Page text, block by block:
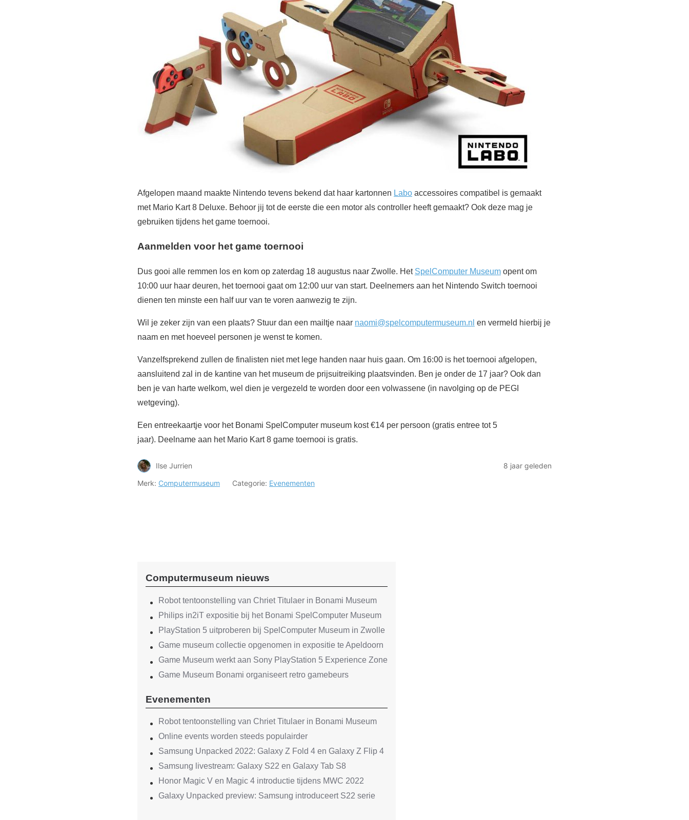
Afgelopen maand maakte Nintendo tevens bekend dat haar kartonnen Labo accessoires compatibel is gemaakt
met Mario Kart 8 Deluxe. Behoor jij tot de eerste die een motor als controller heeft gemaakt? Ook deze mag je
gebruiken tijdens het game toernooi.
Aanmelden voor het game toernooi
Dus gooi alle remmen los en kom op zaterdag 18 augustus naar Zwolle. Het SpelComputer Museum opent om
10:00 uur haar deuren, het toernooi gaat om 12:00 uur van start. Deelnemers aan het Nintendo Switch toernooi
dienen ten minste een half uur van te voren aanwezig te zijn.
Wil je zeker zijn van een plaats? Stuur dan een mailtje naar naomi@spelcomputermuseum.nl en vermeld hierbij je
naam en met hoeveel personen je wenst te komen.
Vanzelfsprekend zullen de finalisten niet met lege handen naar huis gaan. Om 16:00 is het toernooi afgelopen,
aansluitend zal in de kantine van het museum de prijsuitreiking plaatsvinden. Ben je onder de 17 jaar? Ook dan
ben je van harte welkom, wel dien je vergezeld te worden door een volwassene (in navolging op de PEGI
wetgeving).
Een entreekaartje voor het Bonami SpelComputer museum kost €14 per persoon (gratis entree tot 5
jaar). Deelname aan het Mario Kart 8 game toernooi is gratis.
Ilse Jurrien
8 jaar geleden
Merk: Computermuseum Categorie: Evenementen
Computermuseum nieuws
Robot tentoonstelling van Chriet Titulaer in Bonami Museum
Philips in2iT expositie bij het Bonami SpelComputer Museum
PlayStation 5 uitproberen bij SpelComputer Museum in Zwolle
Game museum collectie opgenomen in expositie te Apeldoorn
Game Museum werkt aan Sony PlayStation 5 Experience Zone
Game Museum Bonami organiseert retro gamebeurs
Evenementen
Robot tentoonstelling van Chriet Titulaer in Bonami Museum
Online events worden steeds populairder
Samsung Unpacked 2022: Galaxy Z Fold 4 en Galaxy Z Flip 4
Samsung livestream: Galaxy S22 en Galaxy Tab S8
Honor Magic V en Magic 4 introductie tijdens MWC 2022
Galaxy Unpacked preview: Samsung introduceert S22 serie